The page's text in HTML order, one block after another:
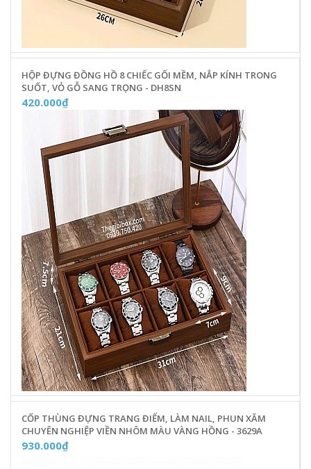
HỘP ĐỰNG ĐỒNG HỒ 8 CHIẾC GỐI MỀM, NẮP KÍNH TRONG
SUỐT, VỎ GỖ SANG TRỌNG - DH8SN
420.000₫
CỐP THÙNG ĐỰNG TRANG ĐIỂM, LÀM NAIL, PHUN XĂM
CHUYÊN NGHIỆP VIỀN NHÔM MÀU VÀNG HỒNG - 3629A
930.000₫